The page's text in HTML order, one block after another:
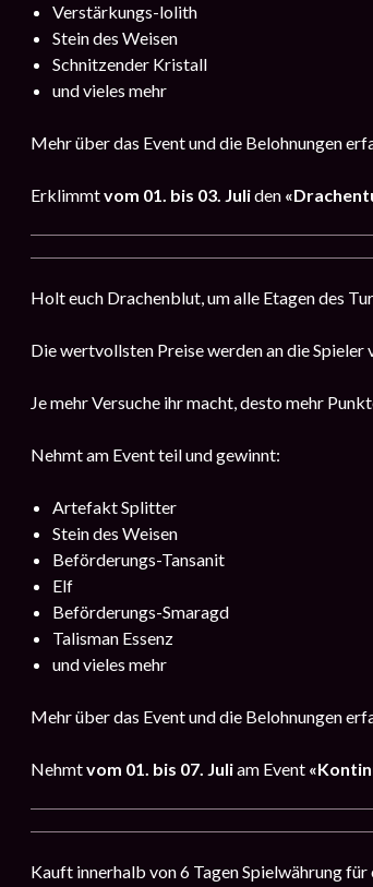
Verstärkungs-lolith
Stein des Weisen
Schnitzender Kristall
und vieles mehr
Mehr über das Event und die Belohnungen
Erklimmtvom 01. bis 03. Juliden
Holt euch Drachenblut, um alle Etagen des
Die wertvollsten Preise werden an die
Je mehr Versuche ihr macht, desto mehr
Nehmt am Event teil und gewinnt:
Artefakt Splitter
Stein des Weisen
Beförderungs-Tansanit
Elf
Beförderungs-Smaragd
Talisman Essenz
und vieles mehr
Mehr über das Event und die Belohnungen
Nehmtvom 01. bis 07. Juliam Event
Kauft innerhalb von 6 Tagen Spielwährung